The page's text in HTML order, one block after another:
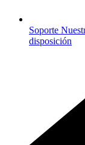
Soporte
disposición